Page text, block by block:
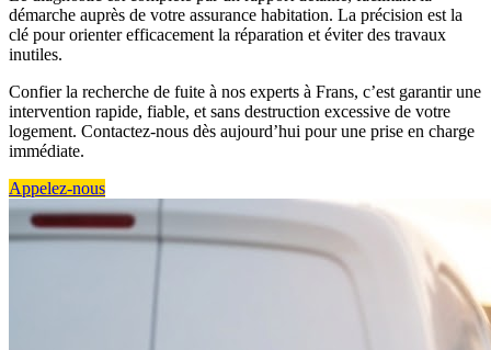
démarche auprès de votre assurance habitation. La précision est la
clé pour orienter efficacement la réparation et éviter des travaux
inutiles.
Confier la recherche de fuite à nos experts à Frans, c’est garantir une
intervention rapide, fiable, et sans destruction excessive de votre
logement. Contactez-nous dès aujourd’hui pour une prise en charge
immédiate.
Appelez-nous